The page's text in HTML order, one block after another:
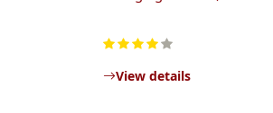
View details